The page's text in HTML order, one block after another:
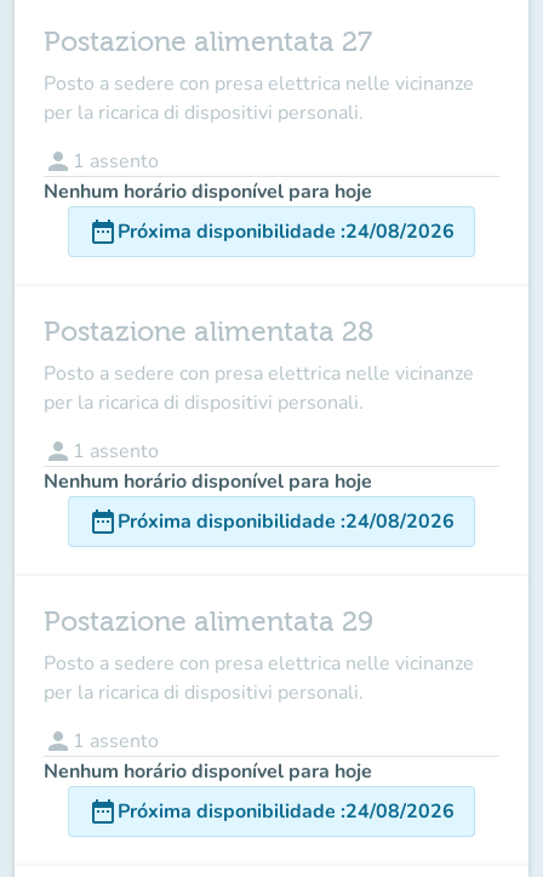
Postazione alimentata 27
Posto a sedere con presa elettrica nelle vicinanze
per la ricarica di dispositivi personali.
person 1 assento
Nenhum horário disponível para hoje
date_rangePróxima disponibilidade :24/08/2026
Postazione alimentata 28
Posto a sedere con presa elettrica nelle vicinanze
per la ricarica di dispositivi personali.
person 1 assento
Nenhum horário disponível para hoje
date_rangePróxima disponibilidade :24/08/2026
Postazione alimentata 29
Posto a sedere con presa elettrica nelle vicinanze
per la ricarica di dispositivi personali.
person 1 assento
Nenhum horário disponível para hoje
date_rangePróxima disponibilidade :24/08/2026